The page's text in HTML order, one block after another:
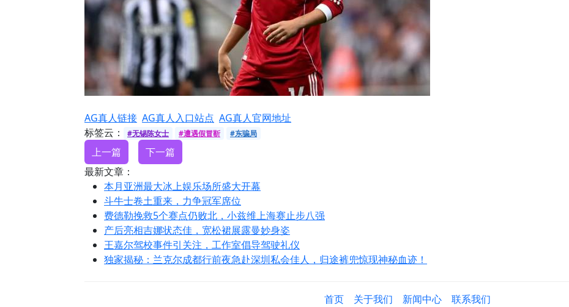
AG真人链接 AG真人入口站点 AG真人官网地址
标签云：
#无锡陈女士 #遭遇假冒靳 #东骗局
上一篇
下一篇
最新文章：
本月亚洲最大冰上娱乐场所盛大开幕
斗牛士卷土重来，力争冠军席位
费德勒挽救5个赛点仍败北，小兹维上海赛止步八强
产后亮相吉娜状态佳，宽松裙展露曼妙身姿
王嘉尔驾校事件引关注，工作室倡导驾驶礼仪
独家揭秘：兰克尔成都行前夜急赴深圳私会佳人，归途裤兜惊现神秘血迹！
首页 关于我们 新闻中心 联系我们